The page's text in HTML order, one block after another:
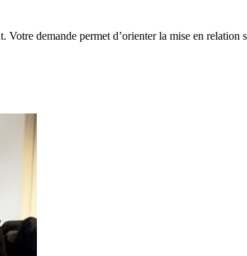
Votre demande permet d’orienter la mise en